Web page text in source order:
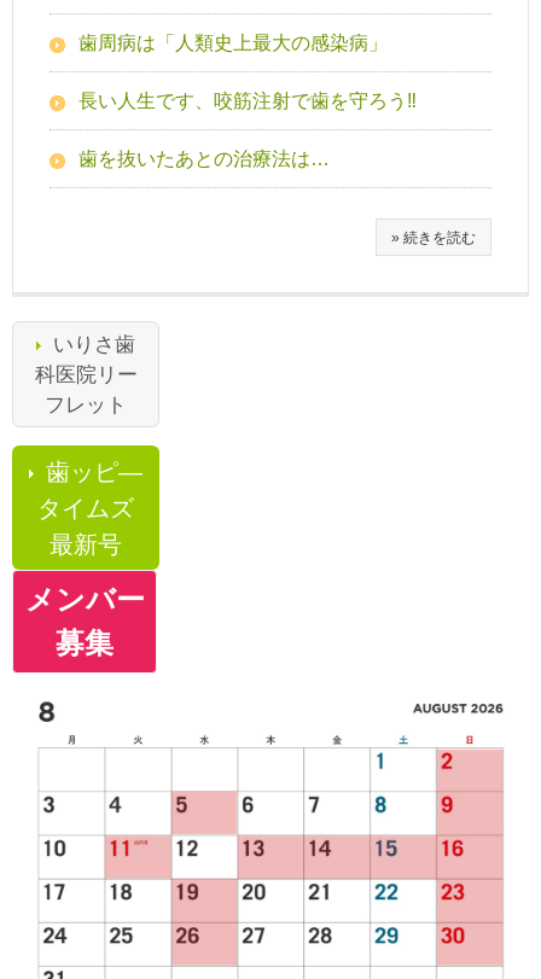
歯周病は「人類史上最大の感染病」
長い人生です、咬筋注射で歯を守ろう‼
歯を抜いたあとの治療法は…
» 続きを読む
いりさ歯
科医院リー
フレット
歯ッピ―
タイムズ
最新号
メンバー
募集